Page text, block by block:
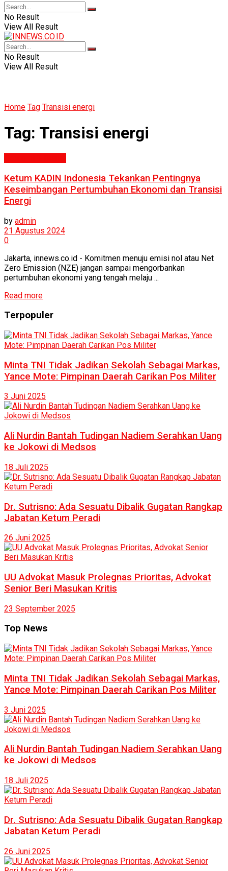
No Result
View All Result
No Result
View All Result
Home Tag Transisi energi
Tag: Transisi energi
Ketum KADIN Indonesia Tekankan Pentingnya
Keseimbangan Pertumbuhan Ekonomi dan Transisi
Energi
by admin
21 Agustus 2024
0
Jakarta, innews.co.id - Komitmen menuju emisi nol atau Net
Zero Emission (NZE) jangan sampai mengorbankan
pertumbuhan ekonomi yang tengah melaju ...
Read more
Terpopuler
Minta TNI Tidak Jadikan Sekolah Sebagai Markas,
Yance Mote: Pimpinan Daerah Carikan Pos Militer
3 Juni 2025
Ali Nurdin Bantah Tudingan Nadiem Serahkan Uang
ke Jokowi di Medsos
18 Juli 2025
Dr. Sutrisno: Ada Sesuatu Dibalik Gugatan Rangkap
Jabatan Ketum Peradi
26 Juni 2025
UU Advokat Masuk Prolegnas Prioritas, Advokat
Senior Beri Masukan Kritis
23 September 2025
Top News
Minta TNI Tidak Jadikan Sekolah Sebagai Markas,
Yance Mote: Pimpinan Daerah Carikan Pos Militer
3 Juni 2025
Ali Nurdin Bantah Tudingan Nadiem Serahkan Uang
ke Jokowi di Medsos
18 Juli 2025
Dr. Sutrisno: Ada Sesuatu Dibalik Gugatan Rangkap
Jabatan Ketum Peradi
26 Juni 2025